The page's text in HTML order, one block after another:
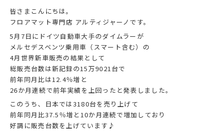
皆さまこんにちは。
フロアマット専門店 アルティジャーノです。
5月7日にドイツ自動車大手のダイムラーが
メルセデスベンツ乗用車（スマート含む）の
4月世界新車販売の結果として
総販売台数は新記録の15万9021台で
前年同月比は12.4％増と
26か月連続で前年実績を上回ったと発表しました。
このうち、日本では3180台を売り上げて
前年同月比37.5％増と10か月連続で増加しており
好調に販売台数を上げています♪